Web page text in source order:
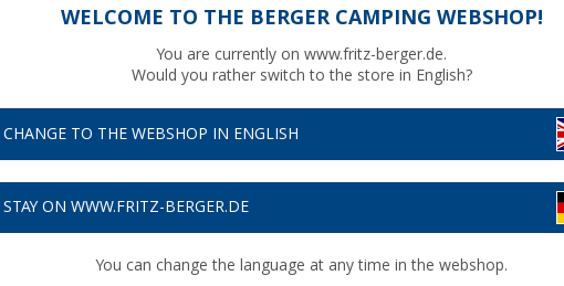
KEEGOWELCOME TO THE BERGER CAMPING WEBSHOP!
You are currently on www.fritz-berger.de.
Would you rather switch to the store in English?
CHANGE TO THE WEBSHOP IN ENGLISH
STAY ON WWW.FRITZ-BERGER.DE
You can change the language at any time in the webshop.